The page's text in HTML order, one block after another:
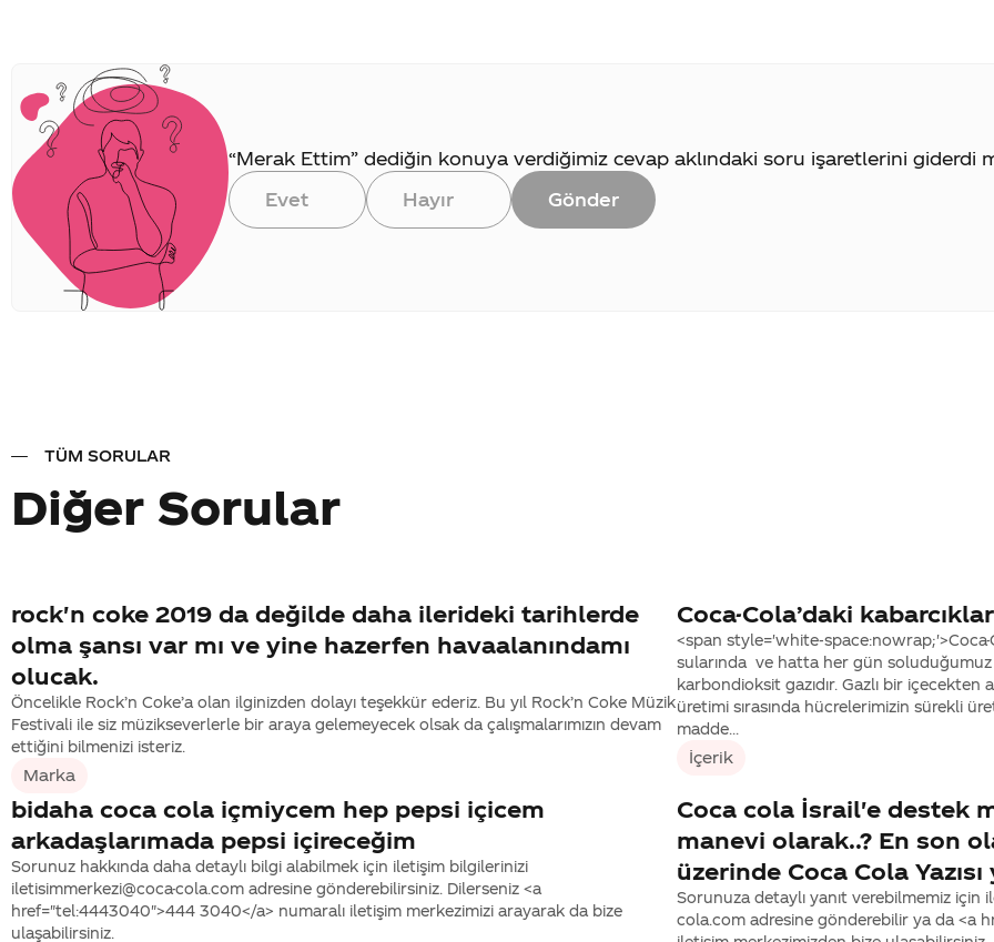
“Merak Ettim” dediğin konuya verdiğimiz cevap aklındaki soru işaretlerini giderdi
Evet
Hayır Gönder
TÜM SORULAR
Diğer Sorular
rock'n coke 2019 da değilde daha ilerideki tarihlerde
olma şansı var mı ve yine hazerfen havaalanındamı
olucak.
Öncelikle Rock’n Coke’a olan ilginizden dolayı teşekkür ederiz. Bu yıl Rock’n Coke Müzik
Festivali ile siz müzikseverlerle bir araya gelemeyecek olsak da çalışmalarımızın devam
ettiğini bilmenizi isteriz.
Marka
Coca-Cola’daki
<span style='white-space:nowrap;'>Coca-
sularında ve hatta her gün
karbondioksit gazıdır. Gazlı bir
üretimi sırasında hücrelerimizin sürekli
madde...
İçerik
bidaha coca cola içmiycem hep pepsi içicem
arkadaşlarımada pepsi içireceğim
Sorunuz hakkında daha detaylı bilgi alabilmek için iletişim bilgilerinizi
iletisimmerkezi@coca-cola.com adresine gönderebilirsiniz. Dilerseniz <a
href="tel:4443040">444 3040</a> numaralı iletişim merkezimizi arayarak da bize
ulaşabilirsiniz.
Coca cola İsrail'e destek
manevi olarak..? En son
üzerinde Coca Cola Yazısı
Sorunuza detaylı yanıt verebilmemiz için
cola.com adresine gönderebilir ya da <a